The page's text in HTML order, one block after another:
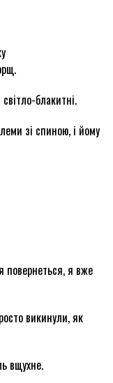
блакитні.
зі спиною, і йому
повернеться, я вже
викинули, як
вщухне.